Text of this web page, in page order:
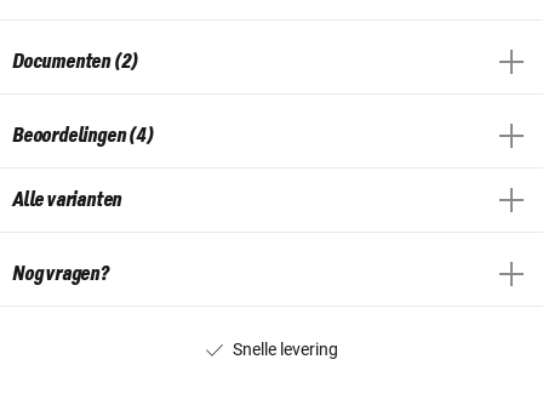
Documenten (2)
Beoordelingen (4)
Alle varianten
Nog vragen?
Snelle levering